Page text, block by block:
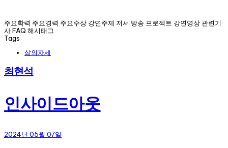
주요학력 주요경력 주요수상 강연주제 저서 방송 프로젝트 강연영상 관련기
사 FAQ 해시태그
Tags
삶의자세
최현석
인사이드아웃
2024년 05월 07일